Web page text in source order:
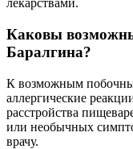
лекарствами.
Каковы
Баралгина?
К возможным
аллергические
расстройства
или необычных
врачу.